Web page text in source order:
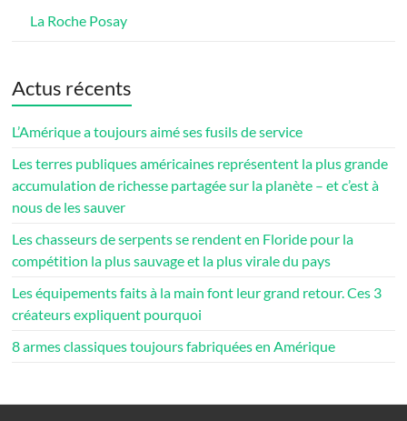
La Roche Posay
Actus récents
L’Amérique a toujours aimé ses fusils de service
Les terres publiques américaines représentent la plus grande
accumulation de richesse partagée sur la planète – et c’est à
nous de les sauver
Les chasseurs de serpents se rendent en Floride pour la
compétition la plus sauvage et la plus virale du pays
Les équipements faits à la main font leur grand retour. Ces 3
créateurs expliquent pourquoi
8 armes classiques toujours fabriquées en Amérique